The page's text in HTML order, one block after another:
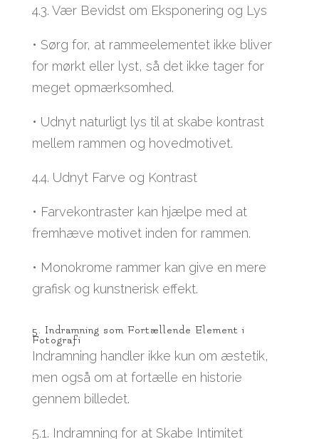
4.3. Vær Bevidst om Eksponering og Lys
• Sørg for, at rammeelementet ikke bliver
for mørkt eller lyst, så det ikke tager for
meget opmærksomhed.
• Udnyt naturligt lys til at skabe kontrast
mellem rammen og hovedmotivet.
4.4. Udnyt Farve og Kontrast
• Farvekontraster kan hjælpe med at
fremhæve motivet inden for rammen.
• Monokrome rammer kan give en mere
grafisk og kunstnerisk effekt.
5. Indramning som Fortællende Element i
Fotografi
Indramning handler ikke kun om æstetik,
men også om at fortælle en historie
gennem billedet.
5.1. Indramning for at Skabe Intimitet